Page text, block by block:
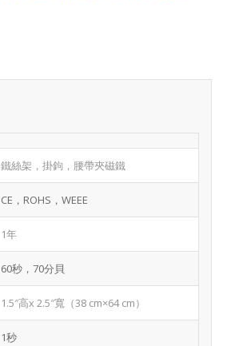
鐵絲架，掛鉤，腰帶夾磁鐵
CE，ROHS，WEEE
1年
60秒，70分貝
1.5″高x 2.5″寬（38 cm×64 cm）
1秒